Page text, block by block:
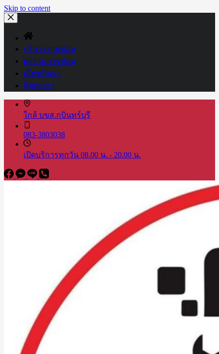
Skip to content
บริการงานซ่อม
ผลงานการซ่อม
เกี่ยวกับเรา
ติดต่อเรา
ใกล้ บขส.กบินทร์บุรี
083-3803038
เปิดบริการทุกวัน 08.00 น. - 20.00 น.